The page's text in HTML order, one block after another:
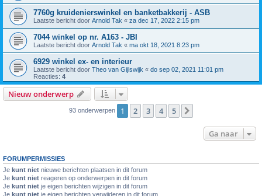
7760g kruidenierswinkel en banketbakkerij - ASB
Laatste bericht door Arnold Tak « za dec 17, 2022 2:15 pm
7044 winkel op nr. A163 - JBI
Laatste bericht door Arnold Tak « ma okt 18, 2021 8:23 pm
6929 winkel ex- en interieur
Laatste bericht door Theo van Gijlswijk « do sep 02, 2021 11:01 pm
Reacties: 4
Nieuw onderwerp
93 onderwerpen 1 2 3 4 5
Ga naar
FORUMPERMISSIES
Je kunt niet nieuwe berichten plaatsen in dit forum
Je kunt niet reageren op onderwerpen in dit forum
Je kunt niet je eigen berichten wijzigen in dit forum
Je kunt niet je eigen berichten verwijderen in dit forum